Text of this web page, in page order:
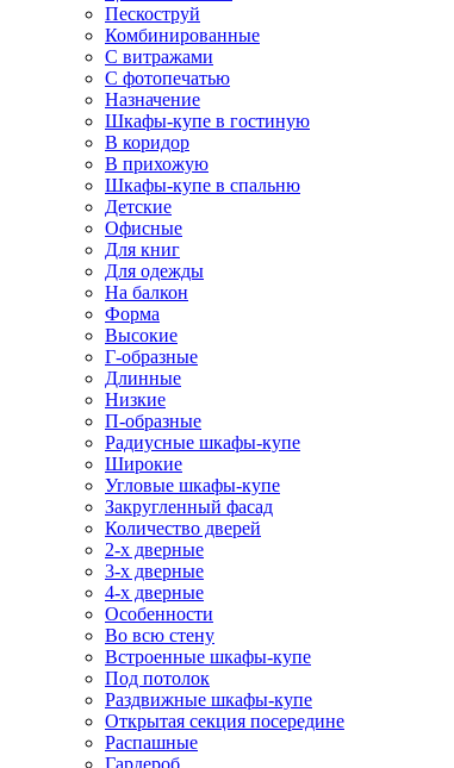
Пескоструй
Комбинированные
С витражами
С фотопечатью
Назначение
Шкафы-купе в гостиную
В коридор
В прихожую
Шкафы-купе в спальню
Детские
Офисные
Для книг
Для одежды
На балкон
Форма
Высокие
Г-образные
Длинные
Низкие
П-образные
Радиусные шкафы-купе
Широкие
Угловые шкафы-купе
Закругленный фасад
Количество дверей
2-х дверные
3-х дверные
4-х дверные
Особенности
Во всю стену
Встроенные шкафы-купе
Под потолок
Раздвижные шкафы-купе
Открытая секция посередине
Распашные
Гардероб